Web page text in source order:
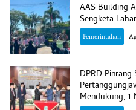
AAS Building
Sengketa
Pemerintahan
DPRD
Mendukung, 1